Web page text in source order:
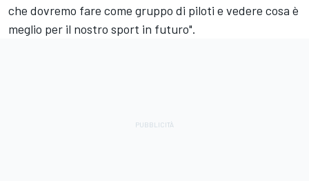
che dovremo fare come gruppo di piloti e vedere cosa è
meglio per il nostro sport in futuro".